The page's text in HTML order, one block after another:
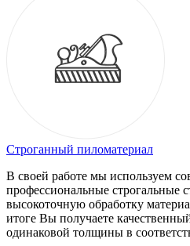
Строганный пиломатериал
В своей работе мы используем
профессиональные строгальные
высокоточную обработку
итоге Вы получаете
одинаковой толщины в